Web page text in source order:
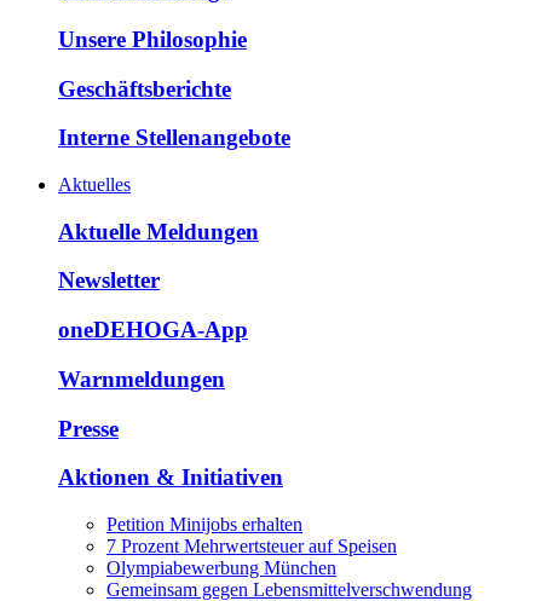
Unsere Philosophie
Geschäftsberichte
Interne Stellenangebote
Aktuelles
Aktuelle Meldungen
Newsletter
oneDEHOGA-App
Warnmeldungen
Presse
Aktionen & Initiativen
Petition Minijobs erhalten
7 Prozent Mehrwertsteuer auf Speisen
Olympiabewerbung München
Gemeinsam gegen Lebensmittelverschwendung